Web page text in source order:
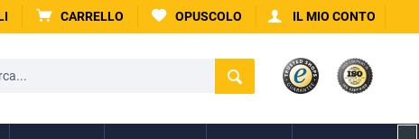
CARRELLO OPUSCOLO IL MIO CONTO